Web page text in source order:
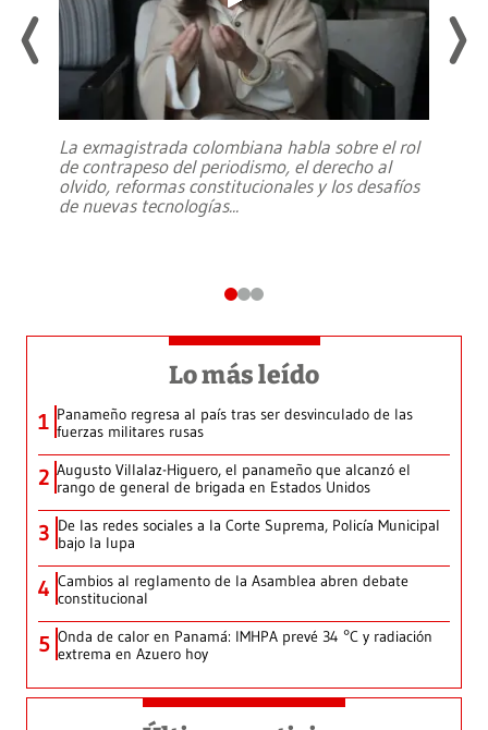
La exmagistrada colombiana habla sobre el rol
de contrapeso del periodismo, el derecho al
olvido, reformas constitucionales y los desafíos
de nuevas tecnologías...
Lo más leído
1 Panameño regresa al país tras ser desvinculado de las
fuerzas militares rusas
2 Augusto Villalaz-Higuero, el panameño que alcanzó el
rango de general de brigada en Estados Unidos
3 De las redes sociales a la Corte Suprema, Policía Municipal
bajo la lupa
4 Cambios al reglamento de la Asamblea abren debate
constitucional
5 Onda de calor en Panamá: IMHPA prevé 34 °C y radiación
extrema en Azuero hoy